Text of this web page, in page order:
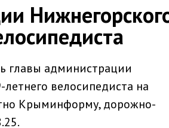
главы администрации
велосипедиста на
Крыминформу, дорожно-